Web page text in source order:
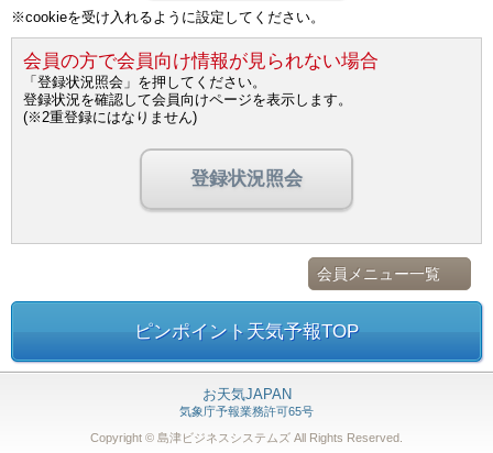
※cookieを受け入れるように設定してください。
会員の方で会員向け情報が見られない場合
「登録状況照会」を押してください。
登録状況を確認して会員向けページを表示します。
(※2重登録にはなりません)
登録状況照会
会員メニュー一覧
ピンポイント天気予報TOP
お天気JAPAN
気象庁予報業務許可65号
Copyright © 島津ビジネスシステムズ All Rights Reserved.